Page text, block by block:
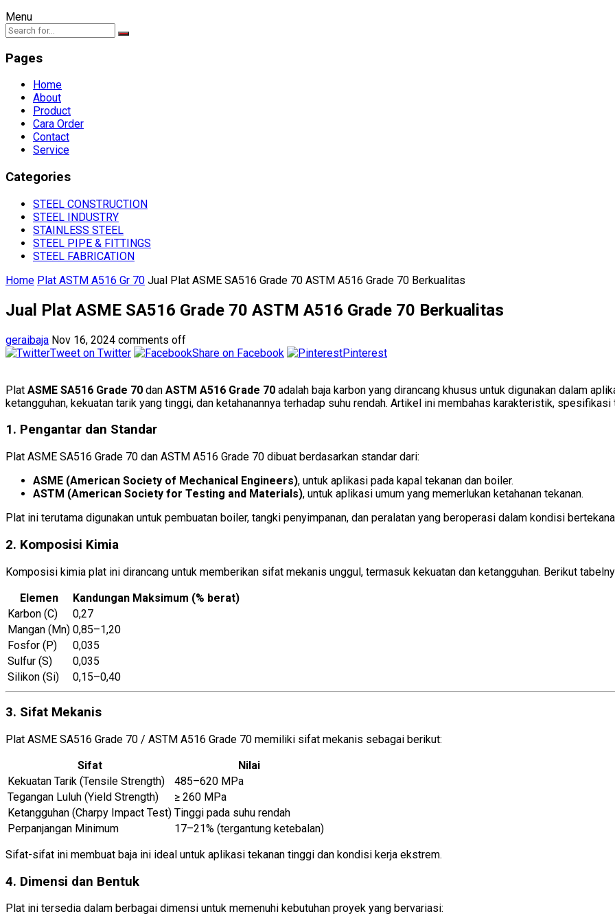
Menu
Pages
Home
About
Product
Cara Order
Contact
Service
Categories
STEEL CONSTRUCTION
STEEL INDUSTRY
STAINLESS STEEL
STEEL PIPE & FITTINGS
STEEL FABRICATION
Home Plat ASTM A516 Gr 70 Jual Plat ASME SA516 Grade 70 ASTM A516 Grade 70 Berkualitas
Jual Plat ASME SA516 Grade 70 ASTM A516 Grade 70 Berkualitas
geraibaja Nov 16, 2024 comments off
Tweet on Twitter
Share on Facebook Pinterest
Plat ASME SA516 Grade 70 dan ASTM A516 Grade 70 adalah baja karbon yang dirancang khusus untuk digunakan dalam
ketangguhan, kekuatan tarik yang tinggi, dan ketahanannya terhadap suhu rendah. Artikel ini membahas karakteristik,
1. Pengantar dan Standar
Plat ASME SA516 Grade 70 dan ASTM A516 Grade 70 dibuat berdasarkan standar dari:
ASME (American Society of Mechanical Engineers), untuk aplikasi pada kapal tekanan dan boiler.
ASTM (American Society for Testing and Materials), untuk aplikasi umum yang memerlukan ketahanan tekanan.
Plat ini terutama digunakan untuk pembuatan boiler, tangki penyimpanan, dan peralatan yang beroperasi dalam kondisi
2. Komposisi Kimia
Komposisi kimia plat ini dirancang untuk memberikan sifat mekanis unggul, termasuk kekuatan dan ketangguhan. Berikut
Elemen
Kandungan Maksimum (% berat)
Karbon (C)
0,27
Mangan (Mn) 0,85–1,20
Fosfor (P)
0,035
Sulfur (S)
0,035
Silikon (Si)
0,15–0,40
3. Sifat Mekanis
Plat ASME SA516 Grade 70 / ASTM A516 Grade 70 memiliki sifat mekanis sebagai berikut:
Sifat
Nilai
Kekuatan Tarik (Tensile Strength)
485–620 MPa
Tegangan Luluh (Yield Strength)
≥ 260 MPa
Ketangguhan (Charpy Impact Test) Tinggi pada suhu rendah
Perpanjangan Minimum
17–21% (tergantung ketebalan)
Sifat-sifat ini membuat baja ini ideal untuk aplikasi tekanan tinggi dan kondisi kerja ekstrem.
4. Dimensi dan Bentuk
Plat ini tersedia dalam berbagai dimensi untuk memenuhi kebutuhan proyek yang bervariasi: